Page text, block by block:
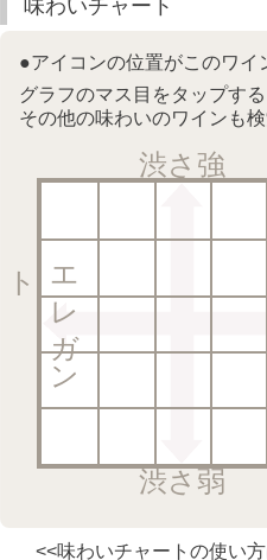
味わいチャート
●アイコンの位置がこのワイ
グラフのマス目をタップする
その他の味わいのワインも
渋さ強
渋さ弱
エ
レ
ガ
ン
ト
<<味わいチャートの使い